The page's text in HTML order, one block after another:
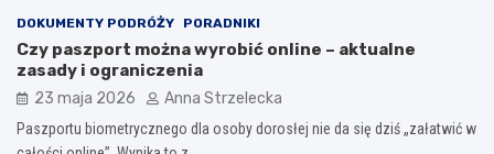
DOKUMENTY PODRÓŻY PORADNIKI
Czy paszport można wyrobić online – aktualne
zasady i ograniczenia
23 maja 2026 Anna Strzelecka
Paszportu biometrycznego dla osoby dorosłej nie da się dziś „załatwić w